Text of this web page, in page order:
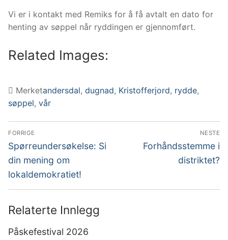
Vi er i kontakt med Remiks for å få avtalt en dato for
henting av søppel når ryddingen er gjennomført.
Related Images:
Merketandersdal, dugnad, Kristofferjord, rydde,
søppel, vår
Innleggsnavigasjon
FORRIGE
Forrige
innlegg:
Spørreundersøkelse: Si
din mening om
lokaldemokratiet!
NESTE
Neste
Forhåndsstemme i
distriktet?
Relaterte Innlegg
Påskefestival 2026